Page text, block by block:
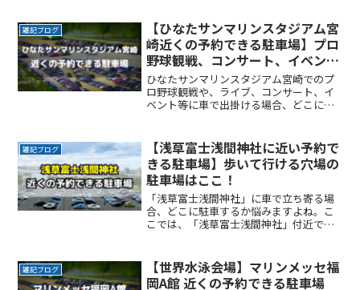
行く方法はありますが、車で行く際に問
題になるのが駐車場です。ReadMore...
雑記ブログ
【ひなたサンマリンスタジアム宮
崎近くの予約できる駐車場】プロ
野球観戦、コンサート、イベント
利用に便利
ひなたサンマリンスタジアム宮崎でのプ
ロ野球観戦や、ライブ、コンサート、イ
ベント等に車で出掛ける場合、どこに駐
楽しみたい駐車場を探すのに時間をかけ
たくない自由に入出庫がしReadMore...
雑記ブログ
【浅草富士浅間神社に近い予約で
きる駐車場】歩いて行ける穴場の
駐車場はここ！
「浅草富士浅間神社」に車で立ち寄る場
合、どこに駐車するか悩みますよね。こ
こでは、「浅草富士浅間神社」付近でお
せずイベントを楽しみたい駐車場を探す
のに時間をかけたくない自ReadMore...
雑記ブログ
【世界水泳会場】マリンメッセ福
岡A館 近くの予約できる駐車場